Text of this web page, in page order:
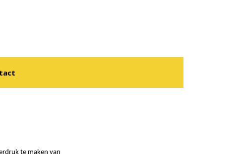
te maken van